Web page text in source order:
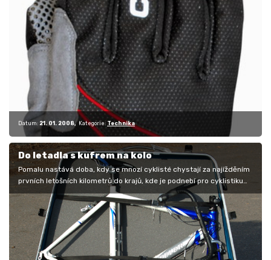
Datum: 21. 01. 2008 Kategorie: Technika
Do letadla s kufrem na kolo
Pomalu nastává doba, kdy se mnozí cyklisté chystají za najížděním
prvních letošních kilometrů do krajů, kde je podnebí pro cyklistiku
přece…